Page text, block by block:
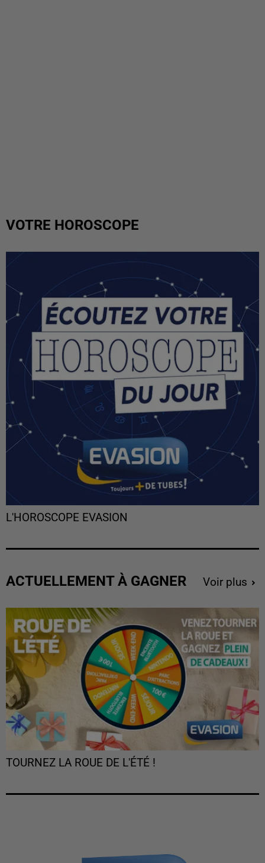
VOTRE HOROSCOPE
L'HOROSCOPE EVASION
ACTUELLEMENT À GAGNER Voir plus
TOURNEZ LA ROUE DE L'ÉTÉ !